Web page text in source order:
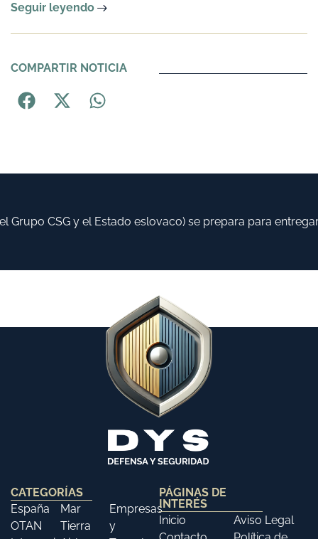
Seguir leyendo
COMPARTIR NOTICIA
CSG y el Estado eslovaco) se prepara para entregar
CATEGORÍAS
España
OTAN
Mar
Tierra
Empresas
y
PÁGINAS DE
INTERÉS
Inicio
Aviso Legal